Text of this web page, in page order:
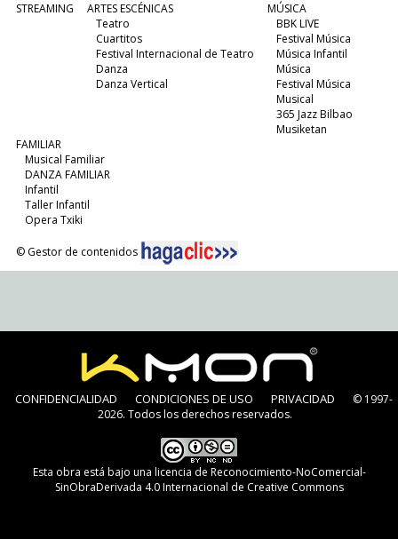
STREAMING
ARTES ESCÉNICAS
Teatro
Cuartitos
Festival Internacional de Teatro
Danza
Danza Vertical
MÚSICA
BBK LIVE
Festival Música
Música Infantil
Música
Festival Música
Musical
365 Jazz Bilbao
Musiketan
FAMILIAR
Musical Familiar
DANZA FAMILIAR
Infantil
Taller Infantil
Opera Txiki
© Gestor de contenidos
CONFIDENCIALIDAD CONDICIONES DE USO PRIVACIDAD
© 1997-
2026. Todos los derechos reservados.
Esta obra está bajo una licencia de Reconocimiento-NoComercial-
SinObraDerivada 4.0 Internacional de Creative Commons